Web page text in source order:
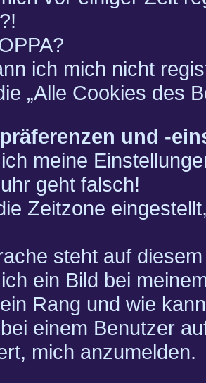
ich mich nicht
„Alle Cookies des
und -
meine
geht falsch!
Zeitzone
steht auf
ein Bild bei
Rang und wie
einem Benutzer
mich anzumelden.